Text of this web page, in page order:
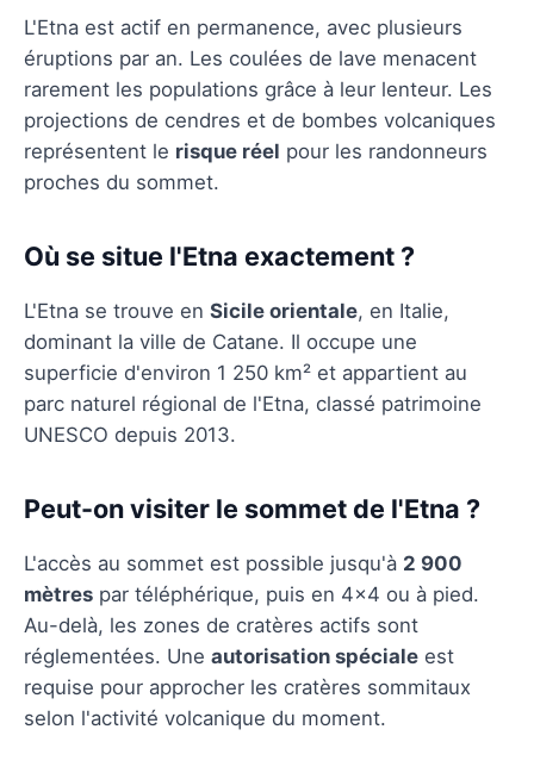
L'Etna est actif en permanence, avec plusieurs
éruptions par an. Les coulées de lave menacent
rarement les populations grâce à leur lenteur. Les
projections de cendres et de bombes volcaniques
représentent le risque réel pour les randonneurs
proches du sommet.
Où se situe l'Etna exactement ?
L'Etna se trouve en Sicile orientale, en Italie,
dominant la ville de Catane. Il occupe une
superficie d'environ 1 250 km² et appartient au
parc naturel régional de l'Etna, classé patrimoine
UNESCO depuis 2013.
Peut-on visiter le sommet de l'Etna ?
L'accès au sommet est possible jusqu'à 2 900
mètres par téléphérique, puis en 4x4 ou à pied.
Au-delà, les zones de cratères actifs sont
réglementées. Une autorisation spéciale est
requise pour approcher les cratères sommitaux
selon l'activité volcanique du moment.